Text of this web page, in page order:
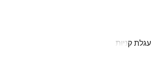
עגלת קניות